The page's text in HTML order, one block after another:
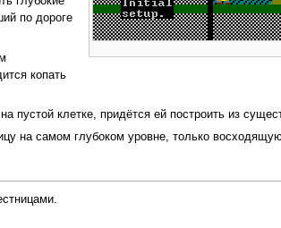
по дороге
копать
пустой клетке, придётся ей построить из
на самом глубоком уровне, только